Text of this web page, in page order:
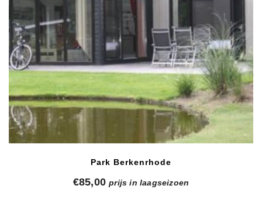
Park Berkenrhode
€85,00 prijs in laagseizoen